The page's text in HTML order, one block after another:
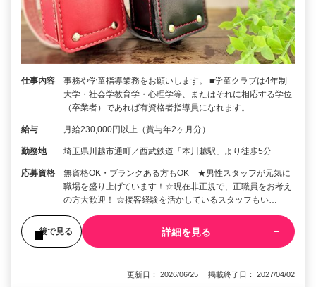
仕事内容
事務や学童指導業務をお願いします。 ■学童クラブは4年制
大学・社会学教育学・心理学等、またはそれに相応する学位
（卒業者）であれば有資格者指導員になれます。…
給与 月給230,000円以上（賞与年2ヶ月分）
勤務地 埼玉県川越市通町／西武鉄道「本川越駅」より徒歩5分
応募資格
無資格OK・ブランクある方もOK ★男性スタッフが元気に
職場を盛り上げています！☆現在非正規で、正職員をお考え
の方大歓迎！ ☆接客経験を活かしているスタッフもい…
後で見る 詳細を見る
更新日： 2026/06/25 掲載終了日： 2027/04/02